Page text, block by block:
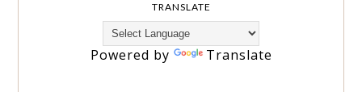
TRANSLATE
Powered by Translate